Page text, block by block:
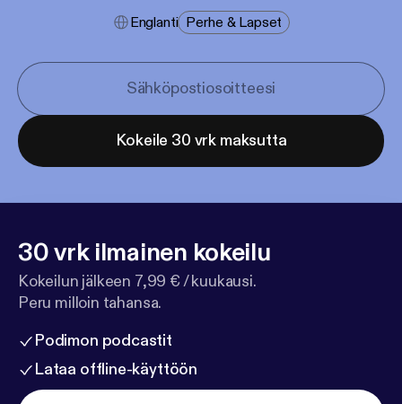
Englanti Perhe & Lapset
Kokeile 30 vrk maksutta
30 vrk ilmainen kokeilu
Kokeilun jälkeen 7,99 € / kuukausi.
Peru milloin tahansa.
Podimon podcastit
Lataa offline-käyttöön